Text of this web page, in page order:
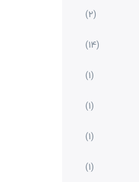
(2)
(14)
(1)
(1)
(1)
(1)